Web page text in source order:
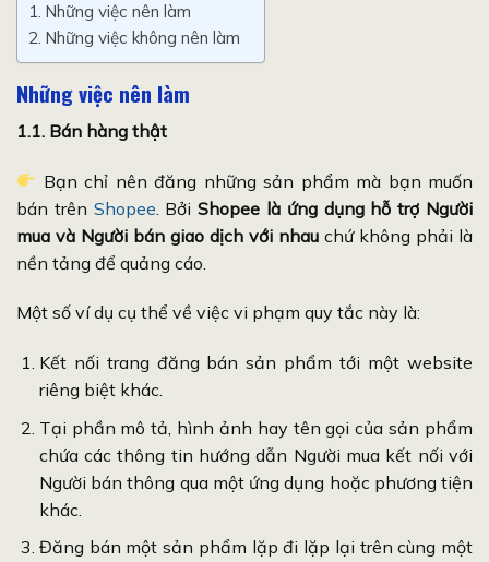
Những việc nên làm
Những việc không nên làm
Những việc nên làm
1.1. Bán hàng thật
Bạn chỉ nên đăng những sản phẩm mà bạn muốn
bán trên Shopee . BởiShopee là ứng dụng hỗ trợ Người
mua và Người bán giao dịch với nhau chứ không phải là
nền tảng để quảng cáo.
Một số ví dụ cụ thể về việc vi phạm quy tắc này là:
Kết nối trang đăng bán sản phẩm tới một website
riêng biệt khác.
Tại phần mô tả, hình ảnh hay tên gọi của sản phẩm
chứa các thông tin hướng dẫn Người mua kết nối với
Người bán thông qua một ứng dụng hoặc phương tiện
khác.
Đăng bán một sản phẩm lặp đi lặp lại trên cùng một